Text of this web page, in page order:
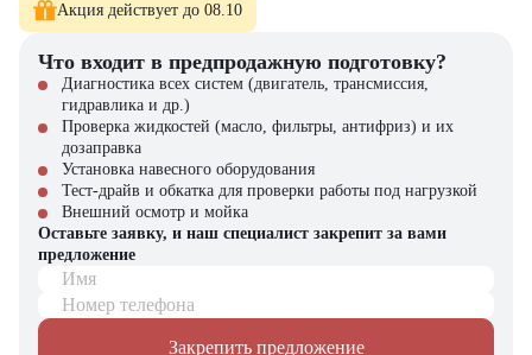
Где применяется Экскаватор-погрузчик Bull HD100?
На строительных площадках для копки котлованов, траншей и
планировочных работ
В дорожных проектах для подготовки оснований, засыпки и
благоустройства территории
В коммунальном хозяйстве для обслуживания городской
инфраструктуры и уборки территорий
В сельском хозяйстве для погрузки и транспортировки сыпучих
материалов
В промышленности для выполнения погрузочно-разгрузочных
операций
Экскаватор-погрузчик Bull HD100
и экономичная техника, которая помогает сократить расходы на
парк оборудования и повысить производительность работы. Модель
Акция действует до 08.10
Что входит в предпродажную подготовку?
Диагностика всех систем (двигатель, трансмиссия,
гидравлика и др.)
Проверка жидкостей (масло, фильтры, антифриз) и их
дозаправка
Установка навесного оборудования
Тест-драйв и обкатка для проверки работы под нагрузкой
Внешний осмотр и мойка
Оставьте заявку, и наш специалист закрепит за вами
предложение
Имя
Номер телефона
Закрепить предложение